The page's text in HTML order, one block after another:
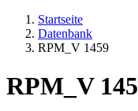
Startseite
Datenbank
RPM_V 1459
RPM_V